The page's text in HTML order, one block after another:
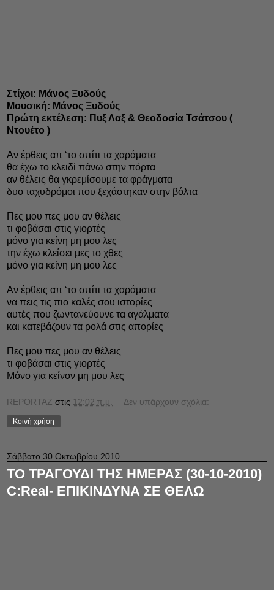
Στίχοι: Μάνος Ξυδούς
Μουσική: Μάνος Ξυδούς
Πρώτη εκτέλεση: Πυξ Λαξ & Θεοδοσία Τσάτσου (
Ντουέτο )
Αν έρθεις απ ‘το σπίτι τα χαράματα
θα έχω το κλειδί πάνω στην πόρτα
αν θέλεις θα γκρεμίσουμε τα φράγματα
δυο ταχυδρόμοι που ξεχάστηκαν στην βόλτα
Πες μου πες μου αν θέλεις
τι φοβάσαι στις γιορτές
μόνο για κείνη μη μου λες
την έχω κλείσει μες το χθες
μόνο για κείνη μη μου λες
Αν έρθεις απ ‘το σπίτι τα χαράματα
να πεις τις πιο καλές σου ιστορίες
αυτές που ζωντανεύουνε τα αγάλματα
και κατεβάζουν τα ρολά στις απορίες
Πες μου πες μου αν θέλεις
τι φοβάσαι στις γιορτές
Μόνο για κείνον μη μου λες
REPORTAZ στις 12:02 π.μ. Δεν υπάρχουν σχόλια:
Κοινή χρήση
Σάββατο 30 Οκτωβρίου 2010
ΤΟ ΤΡΑΓΟΥΔΙ ΤΗΣ ΗΜΕΡΑΣ (30-10-2010)
C:Real- ΕΠΙΚΙΝΔΥΝΑ ΣΕ ΘΕΛΩ